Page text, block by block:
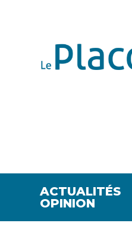
ACTUALITÉS
OPINION